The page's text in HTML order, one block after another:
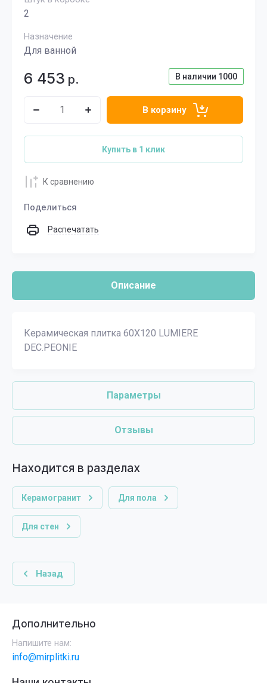
2
Назначение
Для ванной
В наличии 1000
6 453 р.
В корзину
Купить в 1 клик
К сравнению
Поделиться
Распечатать
Описание
Керамическая плитка 60X120 LUMIERE
DEC.PEONIE
Параметры
Отзывы
Находится в разделах
Керамогранит Для пола
Для стен
Назад
Дополнительно
Напишите нам:
info@mirplitki.ru